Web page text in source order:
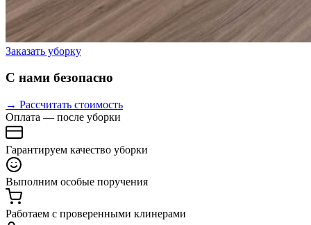
Заказать уборку
С нами безопасно
→ Рассчитать стоимость
Оплата — после уборки
Гарантируем качество уборки
Выполним особые поручения
Работаем с проверенными клинерами